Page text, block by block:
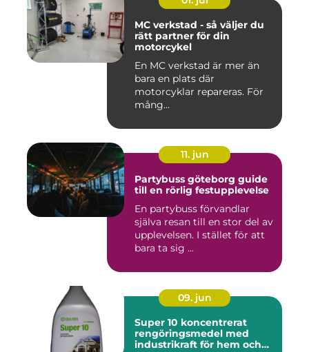
MC verkstad - så väljer du
rätt partner för din
motorcykel
En MC verkstad är mer än
bara en plats där
motorcyklar repareras. För
mång...
11. jun
Partybuss göteborg guide
till en rörlig festupplevelse
En partybuss förvandlar
själva resan till en stor del av
upplevelsen. I stället för att
bara ta sig ...
09. jun
Super 10 koncentrerat
rengöringsmedel med
industrikraft för hem och